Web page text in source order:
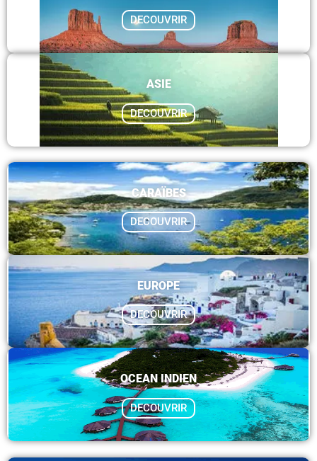
DECOUVRIR
ASIE
DECOUVRIR
CARAÏBES
DECOUVRIR
EUROPE
DECOUVRIR
OCEAN INDIEN
DECOUVRIR